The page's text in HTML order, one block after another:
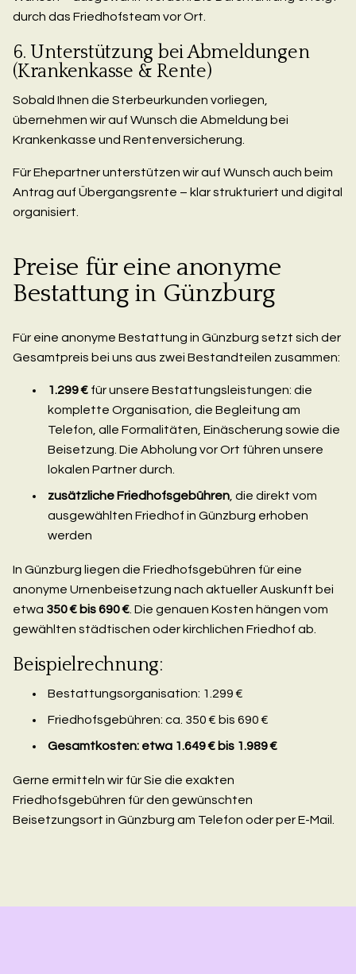
durch das Friedhofsteam vor Ort.
6. Unterstützung bei Abmeldungen
(Krankenkasse & Rente)
Sobald Ihnen die Sterbeurkunden vorliegen,
übernehmen wir auf Wunsch die Abmeldung bei
Krankenkasse und Rentenversicherung.
Für Ehepartner unterstützen wir auf Wunsch auch beim
Antrag auf Übergangsrente – klar strukturiert und digital
organisiert.
Preise für eine anonyme
Bestattung in Günzburg
Für eine anonyme Bestattung in Günzburg setzt sich der
Gesamtpreis bei uns aus zwei Bestandteilen zusammen:
1.299 € für unsere Bestattungsleistungen: die
komplette Organisation, die Begleitung am
Telefon, alle Formalitäten, Einäscherung sowie die
Beisetzung. Die Abholung vor Ort führen unsere
lokalen Partner durch.
zusätzliche Friedhofsgebühren , die direkt vom
ausgewählten Friedhof in Günzburg erhoben
werden
In Günzburg liegen die Friedhofsgebühren für eine
anonyme Urnenbeisetzung nach aktueller Auskunft bei
etwa 350 € bis 690 € . Die genauen Kosten hängen vom
gewählten städtischen oder kirchlichen Friedhof ab.
Beispielrechnung:
Bestattungsorganisation: 1.299 €
Friedhofsgebühren: ca. 350 € bis 690 €
Gesamtkosten: etwa 1.649 € bis 1.989 €
Gerne ermitteln wir für Sie die exakten
Friedhofsgebühren für den gewünschten
Beisetzungsort in Günzburg am Telefon oder per E-Mail.